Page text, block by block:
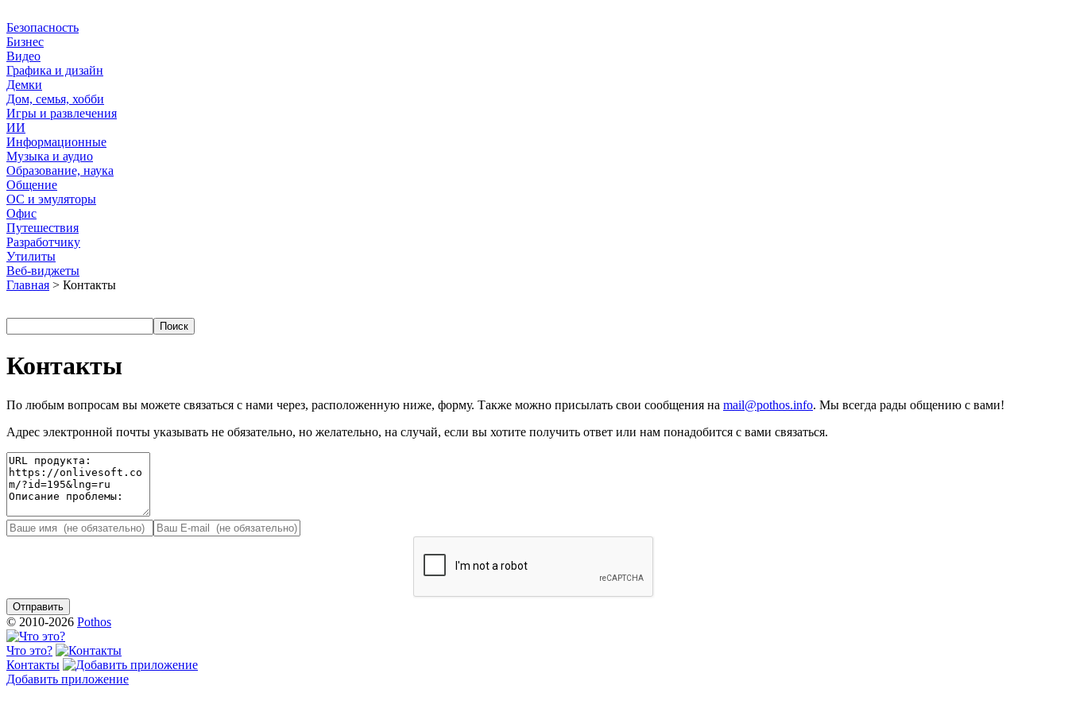
Безопасность
Бизнес
Видео
Графика и дизайн
Демки
Дом, семья, хобби
Игры и развлечения
ИИ
Информационные
Музыка и аудио
Образование, наука
Общение
ОС и эмуляторы
Офис
Путешествия
Разработчику
Утилиты
Веб-виджеты
Главная > Контакты
Контакты
По любым вопросам вы можете связаться с нами через, расположенную ниже, форму. Также можно присылать свои сообщения на mail@pothos.info. Мы всегда рады общению с вами!
Адрес электронной почты указывать не обязательно, но желательно, на случай, если вы хотите получить ответ или нам понадобится с вами связаться.
© 2010-2026 Pothos
Что это?
Контакты
Добавить приложение